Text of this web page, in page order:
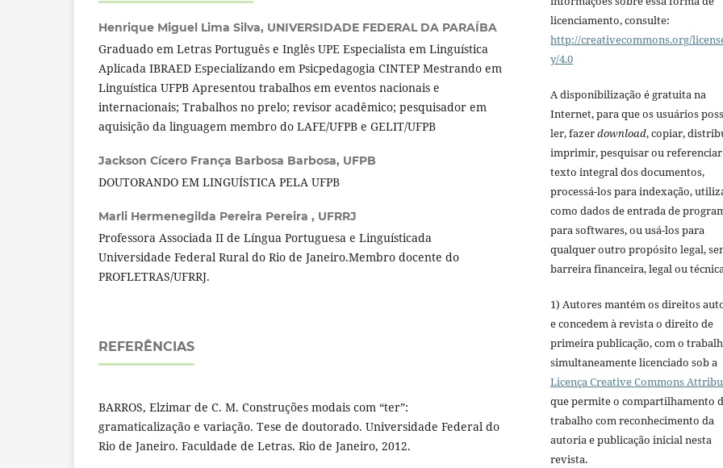
Henrique Miguel Lima Silva, UNIVERSIDADE FEDERAL DA PARAÍBA
Graduado em Letras Português e Inglês UPE Especialista em Linguística
Aplicada IBRAED Especializando em Psicpedagogia CINTEP Mestrando em
Linguística UFPB Apresentou trabalhos em eventos nacionais e
internacionais; Trabalhos no prelo; revisor acadêmico; pesquisador em
aquisição da linguagem membro do LAFE/UFPB e GELIT/UFPB
Jackson Cícero França Barbosa Barbosa, UFPB
DOUTORANDO EM LINGUÍSTICA PELA UFPB
Marli Hermenegilda Pereira Pereira , UFRRJ
Professora Associada II de Língua Portuguesa e Linguísticada
Universidade Federal Rural do Rio de Janeiro.Membro docente do
PROFLETRAS/UFRRJ.
REFERÊNCIAS
BARROS, Elzimar de C. M. Construções modais com “ter”:
gramaticalização e variação. Tese de doutorado. Universidade Federal do
Rio de Janeiro. Faculdade de Letras. Rio de Janeiro, 2012.
licenciamento, consulte:
http://creativecommons.org/
y/4.0
A disponibilização é gratuita na
Internet, para que os usuários
ler, fazerdownload, copiar,
imprimir, pesquisar ou
texto integral dos documentos,
processá-los para indexação,
como dados de entrada de
para softwares, ou usá-los para
qualquer outro propósito legal,
barreira financeira, legal ou
1) Autores mantém os direitos
e concedem à revista o direito de
primeira publicação, com o
simultaneamente licenciado sob a
Licença Creative Commons
que permite o compartilhamento
trabalho com reconhecimento da
autoria e publicação inicial nesta
revista.